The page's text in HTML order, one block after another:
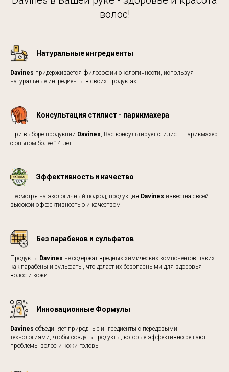
волос!
Натуральные ингредиенты
Davines придерживается философии экологичности, используя
натуральные ингредиенты в своих продуктах
Консультация стилист - парикмахера
При выборе продукции Davines, Вас консультирует стилист - парикмахер
с опытом более 14 лет
Эффективность и качество
Несмотря на экологичный подход, продукция Davines известна своей
высокой эффективностью и качеством
Без парабенов и сульфатов
Продукты Davines не содержат вредных химических компонентов, таких
как парабены и сульфаты, что делает их безопасными для здоровья
волос и кожи
Инновационные Формулы
Davines объединяет природные ингредиенты с передовыми
технологиями, чтобы создать продукты, которые эффективно решают
проблемы волос и кожи головы